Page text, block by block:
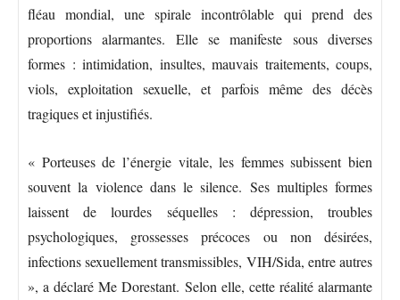
fléau mondial, une spirale incontrôlable qui prend des
proportions alarmantes. Elle se manifeste sous diverses
formes : intimidation, insultes, mauvais traitements, coups,
viols, exploitation sexuelle, et parfois même des décès
tragiques et injustifiés.
« Porteuses de l’énergie vitale, les femmes subissent bien
souvent la violence dans le silence. Ses multiples formes
laissent de lourdes séquelles : dépression, troubles
psychologiques, grossesses précoces ou non désirées,
infections sexuellement transmissibles, VIH/Sida, entre autres
», a déclaré Me Dorestant. Selon elle, cette réalité alarmante